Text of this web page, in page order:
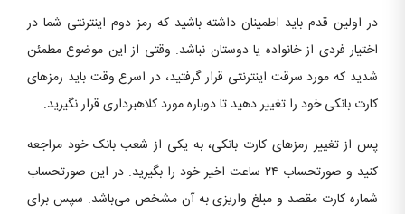
در اولین قدم باید اطمینان داشته باشید که رمز دوم اینترنتی شما در
اختیار فردی از خانواده یا دوستان نباشد. وقتی از این موضوع مطمئن
شدید که مورد سرقت اینترنتی قرار گرفتید، در اسرع وقت باید رمزهای
کارت بانکی خود را تغییر دهید تا دوباره مورد کلاهبرداری قرار نگیرید.
پس از تغییر رمزهای کارت بانکی، به یکی از شعب بانک خود مراجعه
کنید و صورتحساب ۲۴ ساعت اخیر خود را بگیرید. در این صورتحساب
شماره کارت مقصد و مبلغ واریزی به آن مشخص می‌باشد. سپس برای